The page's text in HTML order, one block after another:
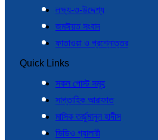
লক্ষ্য-ও-উদ্দেশ্য
জমঈয়ত সংবাদ
ফাতাওয়া ও প্রশ্নোত্তর
Quick Links
সকল পোস্ট সমূহ
সাপ্তাহিক আরাফাত
মাসিক তর্জুমানুল হাদীস
ভিডিও গ্যালারী